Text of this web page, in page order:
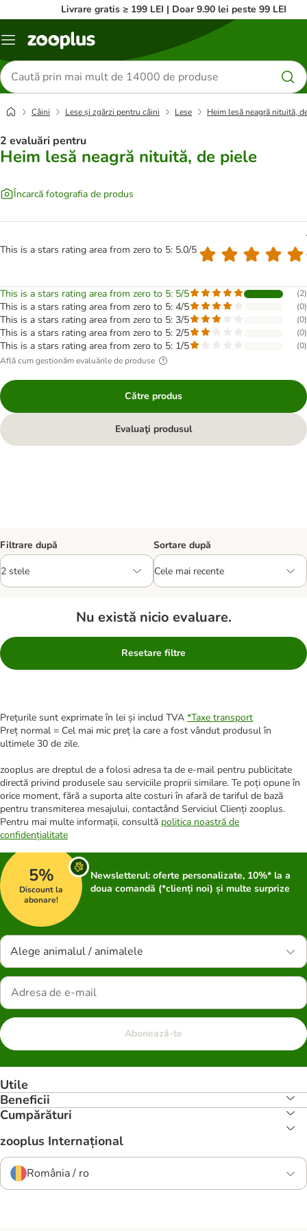
Livrare gratis ≥ 199 LEI | Doar 9.90 lei peste 99 LEI
Categorii
Căutare
produse
Câini Lese și zgărzi pentru câini Lese Heim lesă neagră nituită,
2 evaluări pentru
Heim lesă neagră nituită, de piele
Încarcă fotografia de produs
This is a stars rating area from zero to 5: 5.0/5
This is a stars rating area from zero to 5: 5/5 (2)
This is a stars rating area from zero to 5: 4/5 (0)
This is a stars rating area from zero to 5: 3/5 (0)
This is a stars rating area from zero to 5: 2/5 (0)
This is a stars rating area from zero to 5: 1/5 (0)
Află cum gestionăm evaluările de produse
Către produs
Evaluaţi produsul
Filtrare după Sortare după
Nu există nicio evaluare.
Resetare filtre
Prețurile sunt exprimate în lei și includ TVA *Taxe transport
Preț normal = Cel mai mic preț la care a fost vândut produsul în
ultimele 30 de zile.
zooplus are dreptul de a folosi adresa ta de e-mail pentru publicitate
directă privind produsele sau serviciile proprii similare. Te poți opune în
orice moment, fără a suporta alte costuri în afară de tariful de bază
pentru transmiterea mesajului, contactând Serviciul Clienți zooplus.
Pentru mai multe informații, consultă politica noastră de
confidențialitate
5%
Discount la
abonare!
Newsletterul: oferte personalizate, 10%* la a
doua comandă (*clienți noi) și multe surprize
Alege animalul / animalele
Abonează-te
Utile
Beneficii
Cumpărături
zooplus Internațional
România / ro